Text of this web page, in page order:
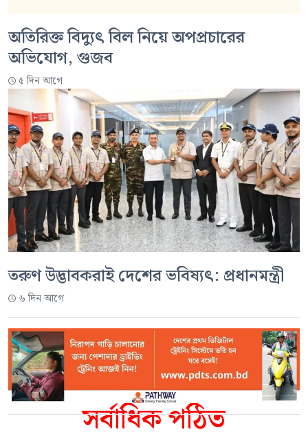
সর্বাধিক পঠিত
অতিরিক্ত বিদ্যুৎ বিল নিয়ে অপপ্রচারের
অভিযোগ, গুজব
৫ দিন আগে
তরুণ উদ্ভাবকরাই দেশের ভবিষ্যৎ: প্রধানমন্ত্রী
৬ দিন আগে